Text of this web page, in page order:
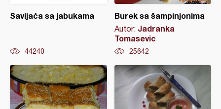
Savijača sa jabukama
44240
Burek sa šampinjonima
Autor: Jadranka
Tomasevic
25642